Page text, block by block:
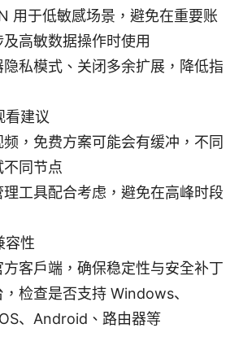
用于低敏感场景，避免在重要账
及高敏数据操作时使用
私模式、关闭多余扩展，降低指
看建议
，免费方案可能会有缓冲，不同
同节点
工具配合考虑，避免在高峰时段
容性
客户端，确保稳定性与安全补丁
检查是否支持 Windows、
、Android、路由器等